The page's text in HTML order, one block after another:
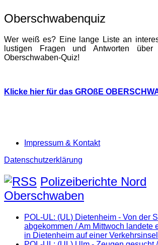
Oberschwabenquiz
Wer weiß es? Eine lange Liste an
lustigen Fragen und Antworten
Oberschwaben-Quiz!
Klicke hier für das GROßE
Impressum & Kontakt
Datenschutzerklärung
Polizeiberichte Nord
Oberschwaben
POL-UL: (UL) Dietenheim - Von der
abgekommen / Am Mittwoch landete
in Dietenheim auf einer